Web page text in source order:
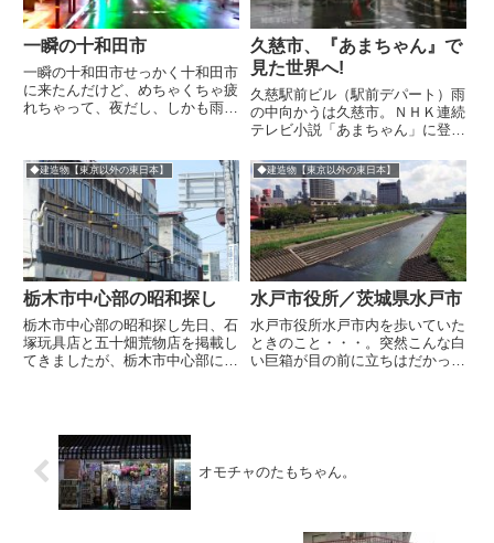
一瞬の十和田市
一瞬の十和田市せっかく十和田市
に来たんだけど、めちゃくちゃ疲
れちゃって、夜だし、しかも雨だ
久慈市、『あまちゃん』で
見た世界へ!
久慈駅前ビル（駅前デパート）雨
の中向かうは久慈市。ＮＨＫ連続
テレビ小説「あまちゃん」に登場
ビル」、「駅前デパート」。ある
いは、通称「あまちゃんビル」。
個人的にNHK連続テレビ小説は
見ないけど、「あまちゃん」は
当...
◆建造物【東京以外の東日本】
栃木市中心部の昭和探し
栃木市中心部の昭和探し先日、石
塚玩具店と五十畑荒物店を掲載し
てきましたが、栃木市中心部には
た。27枚撮った写真、一気に掲
載しますね。 倭町７の大きく
古...
◆建造物【東京以外の東日本】
水戸市役所／茨城県水戸市
水戸市役所水戸市内を歩いていた
ときのこと・・・。突然こんな白
い巨箱が目の前に立ちはだかった
た...
オモチャのたもちゃん。